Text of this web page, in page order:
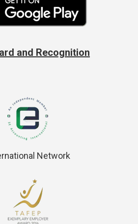
and Recognition
Network